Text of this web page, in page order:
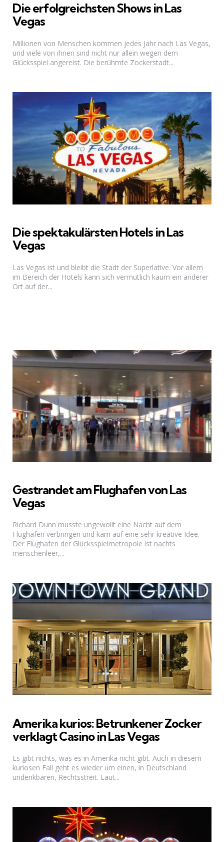
Die erfolgreichsten Shows in Las
Vegas
Millionen von Menschen kommen jedes Jahr nach Las Vegas,
und viele von ihnen sind nicht nur allein wegen dem
Glücksspiel angereist. Die berühmte Zockerstadt...
Die spektakulärsten Hotels in Las
Vegas
Las Vegas ist und bleibt die Stadt der Superlative. Vor allem
im Bereich der Hotels kann sich vermutlich kaum ein anderer
Ort auf der...
Gestrandet am Flughafen von Las
Vegas
Richard Dunn musste ungewollt eine Nacht auf dem
Flughafen verbringen und kam auf eine sehr kreative Idee.
Der Flughafen der Glücksspielmetropole ist nachts
menschenleer,...
Amerika kurios: Betrunkener Zocker
verklagt Casino in Las Vegas
Es gibt nichts, was es in Amerika nicht gibt. Auch in diesem
kuriosen Fall geht es wieder um einen, in Deutschland
undenkbaren, Rechtsstreit. Laut...